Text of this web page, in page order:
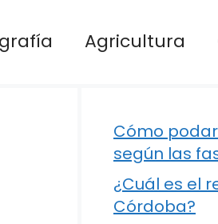
Agricultura
Cómo
según las
¿Cuál es el
Córdoba?